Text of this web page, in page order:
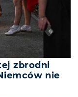
zbrodni
nie